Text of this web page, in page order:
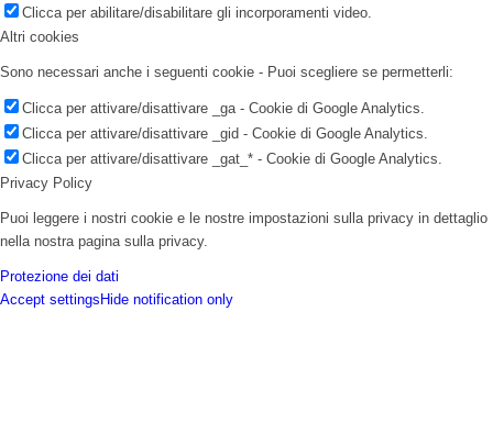
Clicca per abilitare/disabilitare gli incorporamenti video.
Altri cookies
Sono necessari anche i seguenti cookie - Puoi scegliere se permetterli:
Clicca per attivare/disattivare _ga - Cookie di Google Analytics.
Clicca per attivare/disattivare _gid - Cookie di Google Analytics.
Clicca per attivare/disattivare _gat_* - Cookie di Google Analytics.
Privacy Policy
Puoi leggere i nostri cookie e le nostre impostazioni sulla privacy in dettaglio
nella nostra pagina sulla privacy.
Protezione dei dati
Accept settingsHide notification only